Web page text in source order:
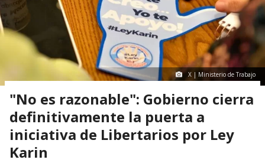
X | Ministerio de Trabajo
"No es razonable": Gobierno cierra
definitivamente la puerta a
iniciativa de Libertarios por Ley
Karin